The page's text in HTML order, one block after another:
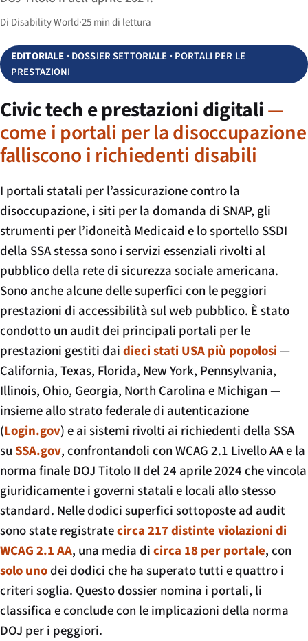
Di Disability World·25 min di lettura
EDITORIALE · DOSSIER SETTORIALE · PORTALI PER LE
PRESTAZIONI
Civic tech e prestazioni digitali—
come i portali per la disoccupazione
falliscono i richiedenti disabili
I portali statali per l’assicurazione contro la
disoccupazione, i siti per la domanda di SNAP, gli
strumenti per l’idoneità Medicaid e lo sportello SSDI
della SSA stessa sono i servizi essenziali rivolti al
pubblico della rete di sicurezza sociale americana.
Sono anche alcune delle superfici con le peggiori
prestazioni di accessibilità sul web pubblico. È stato
condotto un audit dei principali portali per le
prestazioni gestiti daidieci stati USA più popolosi—
California, Texas, Florida, New York, Pennsylvania,
Illinois, Ohio, Georgia, North Carolina e Michigan —
insieme allo strato federale di autenticazione
(Login.gov) e ai sistemi rivolti ai richiedenti della SSA
suSSA.gov, confrontandoli con WCAG 2.1 Livello AA e la
norma finale DOJ Titolo II del 24 aprile 2024 che vincola
giuridicamente i governi statali e locali allo stesso
standard. Nelle dodici superfici sottoposte ad audit
sono state registratecirca 217 distinte violazioni di
WCAG 2.1 AA, una media dicirca 18 per portale, con
solo unodei dodici che ha superato tutti e quattro i
criteri soglia. Questo dossier nomina i portali, li
classifica e conclude con le implicazioni della norma
DOJ per i peggiori.